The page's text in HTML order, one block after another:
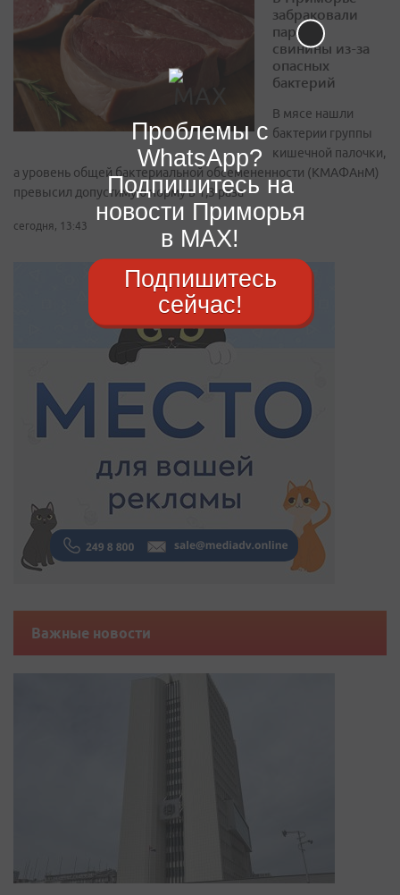
забраковали
партию
свинины из-за
опасных
бактерий
В мясе нашли
бактерии группы
кишечной палочки,
а уровень общей бактериальной обсемененности (КМАФАнМ)
превысил допустимую норму в 1,3 раза
сегодня, 13:43
Важные новости
Проблемы с
WhatsApp?
Подпишитесь на
новости Приморья
в MAX!
Подпишитесь
сейчас!